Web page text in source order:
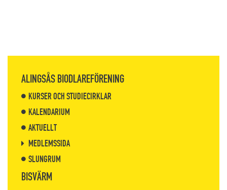
ALINGSÅS BIODLAREFÖRENING
KURSER OCH STUDIECIRKLAR
KALENDARIUM
AKTUELLT
MEDLEMSSIDA
SLUNGRUM
BISVÄRM